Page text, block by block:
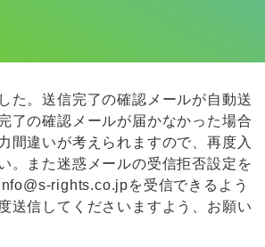
た。送信完了の確認メールが自動送
了の確認メールが届かなかった場合
間違いが考えられますので、再度入
。
また迷惑メールの受信拒否設定を
rights.co.jpを受信できるよう
送信してくださいますよう、お願い